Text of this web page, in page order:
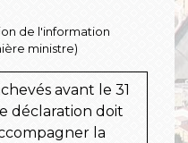
de l'information
ministre)
avant le 31
déclaration doit
la